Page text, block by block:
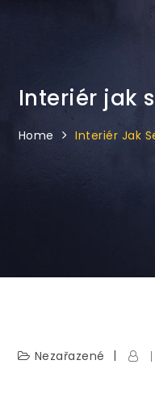
Interiér jak
Home Interiér Jak
Nezařazené